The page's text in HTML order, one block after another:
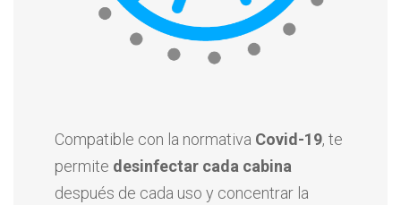
Compatible con la normativa Covid-19, te
permite desinfectar cada cabina
después de cada uso y concentrar la